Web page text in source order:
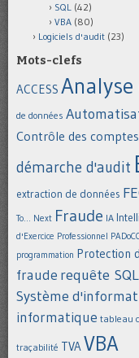
SQL (42)
VBA (80)
Logiciels d'audit (23)
Mots-clefs
ACCESS
de données
Contrôle des comptes
démarche d'audit
extraction de données
To... Next Fraude IA
d'Exercice Professionnel
programmation Protection
fraude requête SQL
Système
informatique tableau
traçabilité TVAVBA